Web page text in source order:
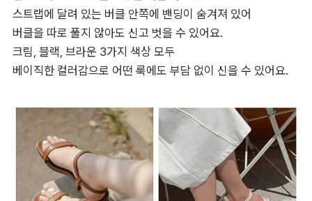
스트랩에 달려 있는 버클 안쪽에 밴딩이 숨겨져 있어
버클을 따로 풀지 않아도 신고 벗을 수 있어요.
크림, 블랙, 브라운 3가지 색상 모두
베이직한 컬러감으로 어떤 룩에도 부담 없이 신을 수 있어요.